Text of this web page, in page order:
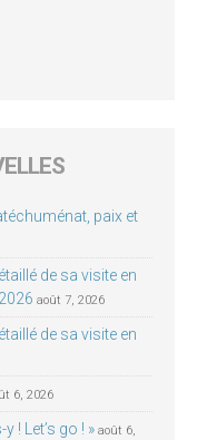
paix et
de sa visite en
août 7, 2026
de sa visite en
6, 2026
! Let’s go ! » août 6,